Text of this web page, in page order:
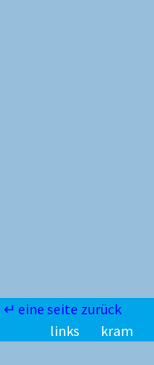
↵ eine seite zurück
links
kram